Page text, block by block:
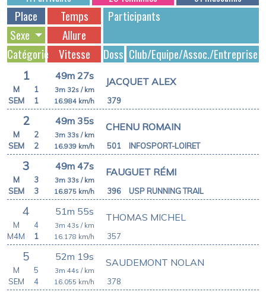
Place Temps
Dossards
Participants
Allure
Vitesse
Sexe
Catégorie
Club/Equipe/Assoc./Entreprise
1 49m 27s
379
JACQUET ALEX
3m 32s / km
16.984 km/h
M
1
SEM
1
2 49m 35s
501
CHENU ROMAIN
3m 33s / km
16.939 km/h
M
2
SEM
2 INFOSPORT-LOIRET
3 49m 47s
396
FAUGUET RÉMI
3m 33s / km
16.875 km/h
M
3
SEM
3 USP RUNNING TRAIL
4 51m 55s
357
THOMAS MICHEL
3m 43s / km
16.178 km/h
M
4
M4M
1
5 52m 19s
378
SAUDEMONT NOLAN
3m 44s / km
16.055 km/h
M
5
SEM
4